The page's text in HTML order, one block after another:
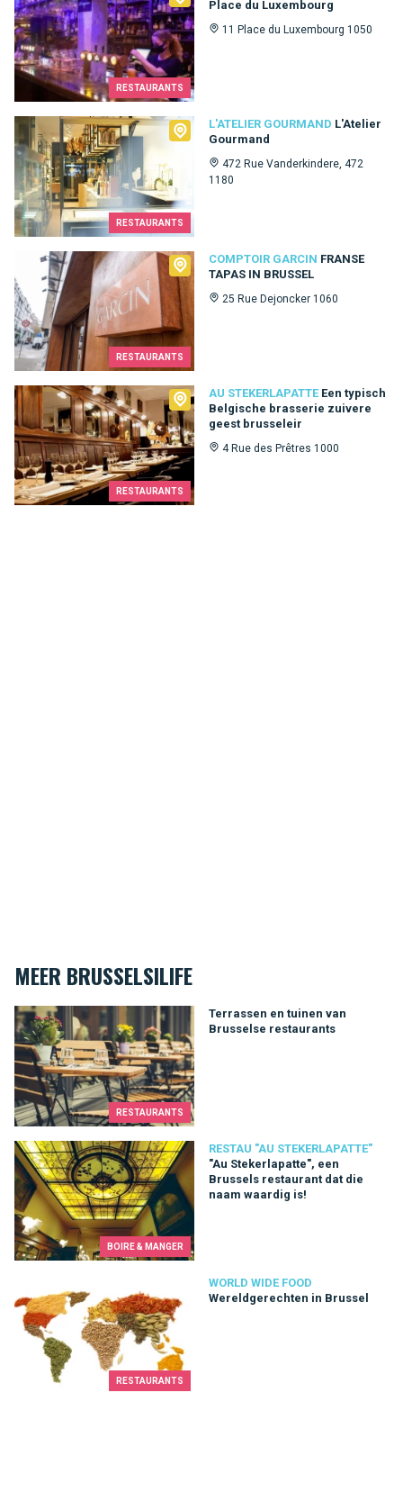
RESTAURANTS
Place du Luxembourg
11 Place du Luxembourg 1050
RESTAURANTS
L'ATELIER GOURMAND L'Atelier
Gourmand
472 Rue Vanderkindere, 472
1180
L'Atelier Gourmand
RESTAURANTS
COMPTOIR GARCIN FRANSE
TAPAS IN BRUSSEL
25 Rue Dejoncker 1060
Comptoir Garcin
RESTAURANTS
AU STEKERLAPATTE Een typisch
Belgische brasserie zuivere
geest brusseleir
4 Rue des Prêtres 1000
Au Stekerlapatte
MEER BRUSSELSILIFE
RESTAURANTS
Terrassen en tuinen van
Brusselse restaurants
Terrassen en tuinen van Brusselse restaurants
BOIRE & MANGER
RESTAU "AU STEKERLAPATTE"
"Au Stekerlapatte", een
Brussels restaurant dat die
naam waardig is!
"Au Stekerlapatte", een Brussels restaurant dat die naam
RESTAURANTS
WORLD WIDE FOOD
Wereldgerechten in Brussel